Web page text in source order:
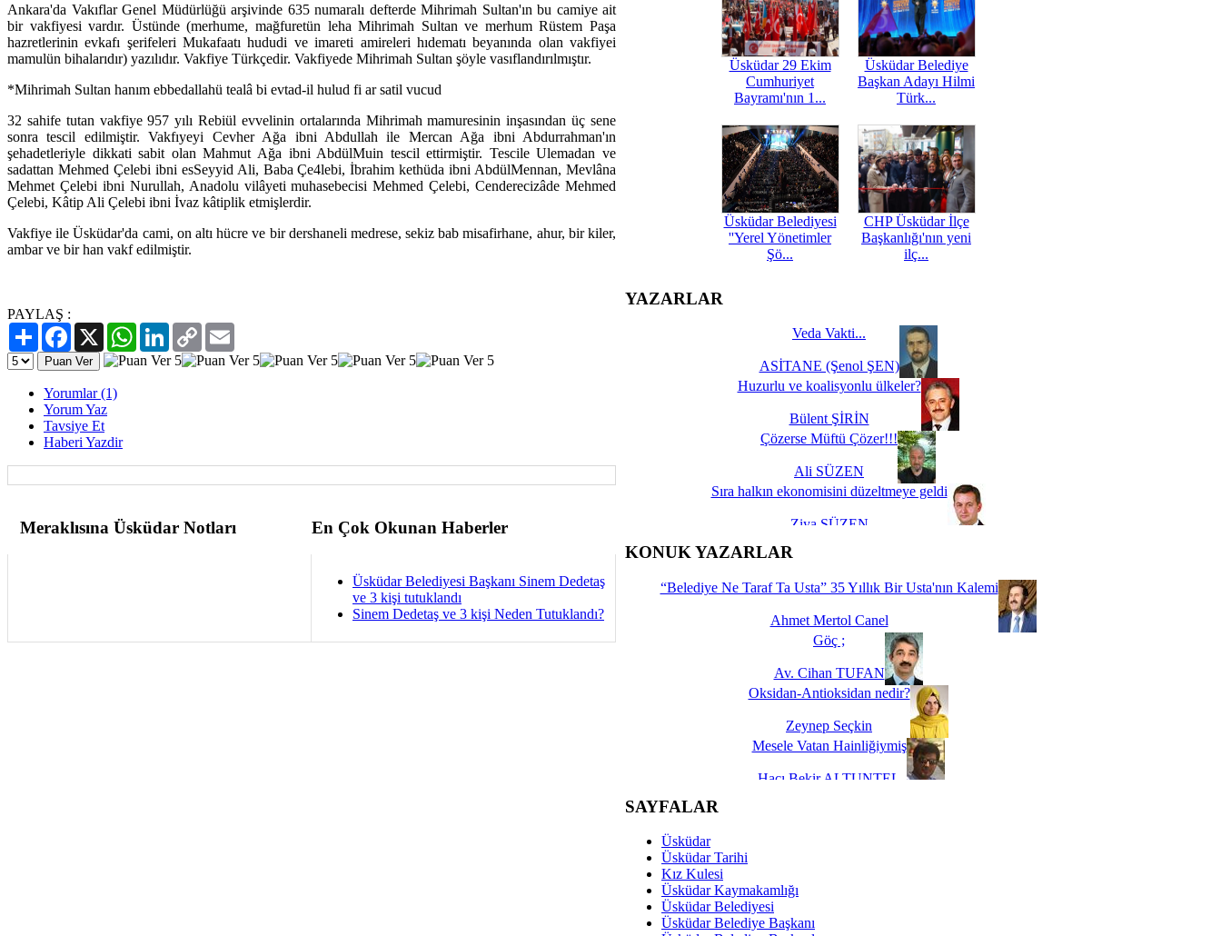
Ankara'da Vakıflar Genel Müdürlüğü arşivinde 635 numaralı defterde Mihrimah Sultan'ın bu camiye ait
bir vakfiyesi vardır. Üstünde (merhume, mağfuretün leha Mihrimah Sultan ve merhum Rüstem Paşa
hazretlerinin evkafı şerifeleri Mukafaatı hududi ve imareti amireleri hıdematı beyanında olan vakfiyei
mamulün bihalarıdır) yazılıdır. Vakfiye Türkçedir. Vakfiyede Mihrimah Sultan şöyle vasıflandırılmıştır.
*Mihrimah Sultan hanım ebbedallahü tealâ bi evtad-il hulud fi ar satil vucud
32 sahife tutan vakfiye 957 yılı Rebiül evvelinin ortalarında Mihrimah mamuresinin inşasından üç sene
sonra tescil edilmiştir. Vakfıyeyi Cevher Ağa ibni Abdullah ile Mercan Ağa ibni Abdurrahman'ın
şehadetleriyle dikkati sabit olan Mahmut Ağa ibni AbdülMuin tescil ettirmiştir. Tescile Ulemadan ve
sadattan Mehmed Çelebi ibni esSeyyid Ali, Baba Çe4lebi, İbrahim kethüda ibni AbdülMennan, Mevlâna
Mehmet Çelebi ibni Nurullah, Anadolu vilâyeti muhasebecisi Mehmed Çelebi, Cenderecizâde Mehmed
Çelebi, Kâtip Ali Çelebi ibni İvaz kâtiplik etmişlerdir.
Vakfiye ile Üsküdar'da cami, on altı hücre ve bir dershaneli medrese, sekiz bab misafirhane, ahur, bir kiler,
ambar ve bir han vakf edilmiştir.
PAYLAŞ :
PaylaşFacebook
X WhatsAppLinkedIn
Copy
Link
Yorumlar (1)
Yorum Yaz
Tavsiye Et
Haberi Yazdir
Meraklısına Üsküdar Notları En Çok Okunan Haberler
Üsküdar Belediyesi Başkanı Sinem Dedetaş
ve 3 kişi tutuklandı
Sinem Dedetaş ve 3 kişi Neden Tutuklandı?
Üsküdar 29 Ekim
Cumhuriyet
Bayramı'nın 1...
Üsküdar Belediye
Başkan Adayı Hilmi
Türk...
Üsküdar Belediyesi
''Yerel Yönetimler
Şö...
CHP Üsküdar İlçe
Başkanlığı'nın yeni
ilç...
YAZARLAR
Veda Vakti...
ASİTANE (Şenol ŞEN)
Huzurlu ve koalisyonlu ülkeler?
Bülent ŞİRİN
Çözerse Müftü Çözer!!!
Ali SÜZEN
Sıra halkın ekonomisini düzeltmeye geldi
Ziya SÜZEN
İşte Biz buyuz...
KONUK YAZARLAR
“Belediye Ne Taraf Ta Usta” 35 Yıllık Bir Usta'nın Kalemi
Ahmet Mertol Canel
Göç ;
Av. Cihan TUFAN
Oksidan-Antioksidan nedir?
Zeynep Seçkin
Mesele Vatan Hainliğiymiş
Hacı Bekir ALTUNTEL
Dünya Fani, Ama Kısa Bir Süre De Olsa Burdayız
Savaş ŞENEL
Hukukun Adaleti Kalmadı Üstadım!
SAYFALAR
Üsküdar
Üsküdar Tarihi
Kız Kulesi
Üsküdar Kaymakamlığı
Üsküdar Belediyesi
Üsküdar Belediye Başkanı